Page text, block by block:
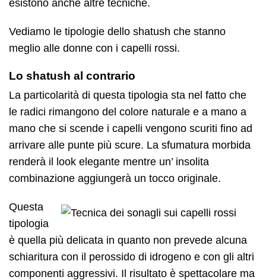
esistono anche altre tecniche.
Vediamo le tipologie dello shatush che stanno
meglio alle donne con i capelli rossi.
Lo shatush al contrario
La particolarità di questa tipologia sta nel fatto che
le radici rimangono del colore naturale e a mano a
mano che si scende i capelli vengono scuriti fino ad
arrivare alle punte più scure. La sfumatura morbida
renderà il look elegante mentre un’ insolita
combinazione aggiungerà un tocco originale.
Questa
tipologia
è quella più delicata in quanto non prevede alcuna
schiaritura con il perossido di idrogeno e con gli altri
componenti aggressivi. Il risultato è spettacolare ma